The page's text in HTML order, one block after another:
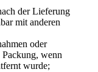
der Lieferung
mit anderen
oder
wenn
wurde;